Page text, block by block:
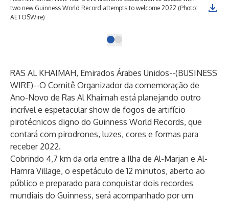
two new Guinness World Record attempts to welcome 2022 (Photo:
AETOSWire)
RAS AL KHAIMAH, Emirados Árabes Unidos--(BUSINESS
WIRE)--O Comitê Organizador da comemoração de
Ano-Novo de Ras Al Khaimah está planejando outro
incrível e espetacular show de fogos de artifício
pirotécnicos digno do Guinness World Records, que
contará com pirodrones, luzes, cores e formas para
receber 2022.
Cobrindo 4,7 km da orla entre a Ilha de Al-Marjan e Al-
Hamra Village, o espetáculo de 12 minutos, aberto ao
público e preparado para conquistar dois recordes
mundiais do Guinness, será acompanhado por um